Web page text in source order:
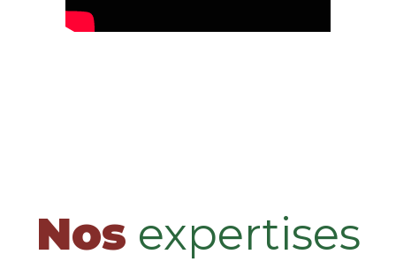
Nos expertises